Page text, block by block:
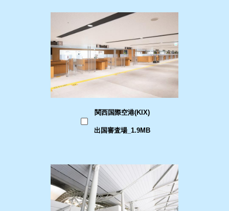
関西国際空港(KIX)
出国審査場_1.9MB